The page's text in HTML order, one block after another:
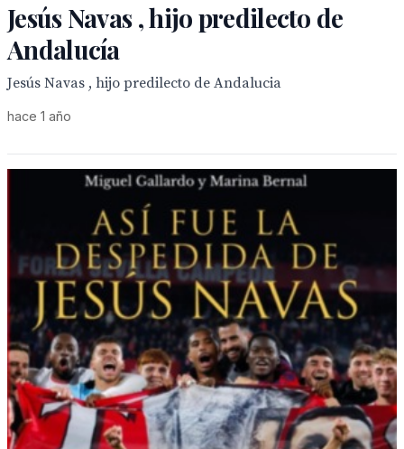
Jesús Navas , hijo predilecto de
Andalucía
Jesús Navas , hijo predilecto de Andalucia
hace 1 año